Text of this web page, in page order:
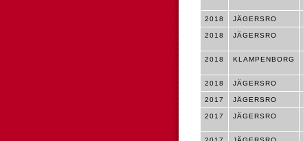
2018 JÄGERSRO
2018 JÄGERSRO
2018 KLAMPENBORG
2018 JÄGERSRO
2017 JÄGERSRO
2017 JÄGERSRO